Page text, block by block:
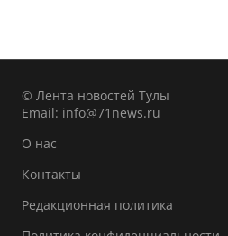
© Лента новостей Тулы
Email: info@71news.ru
О нас
Контакты
Редакционная политика